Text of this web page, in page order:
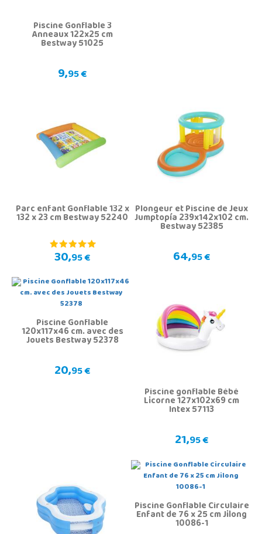
Piscine Gonflable 3
Anneaux 122x25 cm
Bestway 51025
9,95 €
Parc enfant Gonflable 132 x
132 x 23 cm Bestway 52240
30,95 €
Plongeur et Piscine de Jeux
Jumptopía 239x142x102 cm.
Bestway 52385
64,95 €
Piscine Gonflable
120x117x46 cm. avec des
Jouets Bestway 52378
20,95 €
Piscine gonflable Bébé
Licorne 127x102x69 cm
Intex 57113
21,95 €
Piscine Gonflable Circulaire
Enfant de 76 x 25 cm Jilong
10086-1